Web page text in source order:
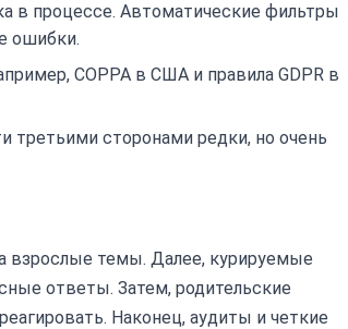
в процессе. Автоматические фильтры
ошибки.
COPPA в США и правила GDPR в
третьими сторонами редки, но очень
темы. Далее, курируемые
ответы. Затем, родительские
Наконец, аудиты и четкие